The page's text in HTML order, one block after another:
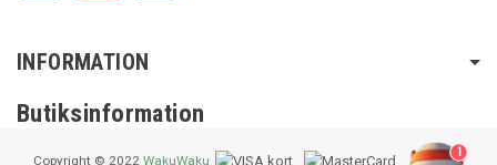
INFORMATION
Butiksinformation
Copyright © 2022 WakuWaku 1